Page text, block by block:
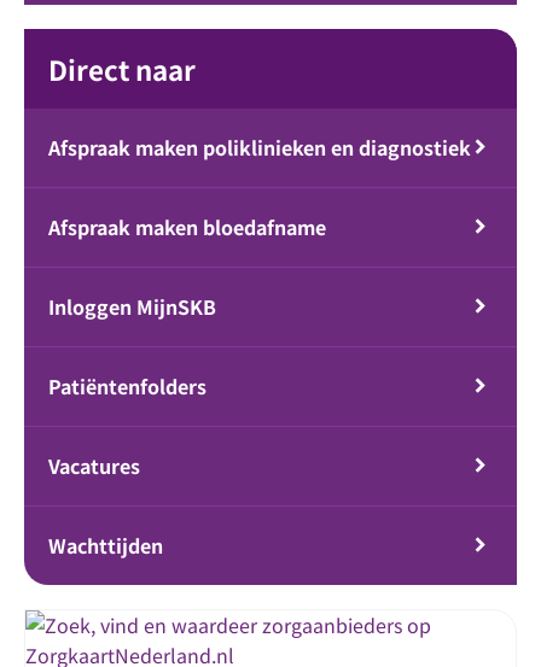
Direct naar
Afspraak maken poliklinieken en diagnostiek
Afspraak maken bloedafname
Inloggen MijnSKB
Patiëntenfolders
Vacatures
Wachttijden